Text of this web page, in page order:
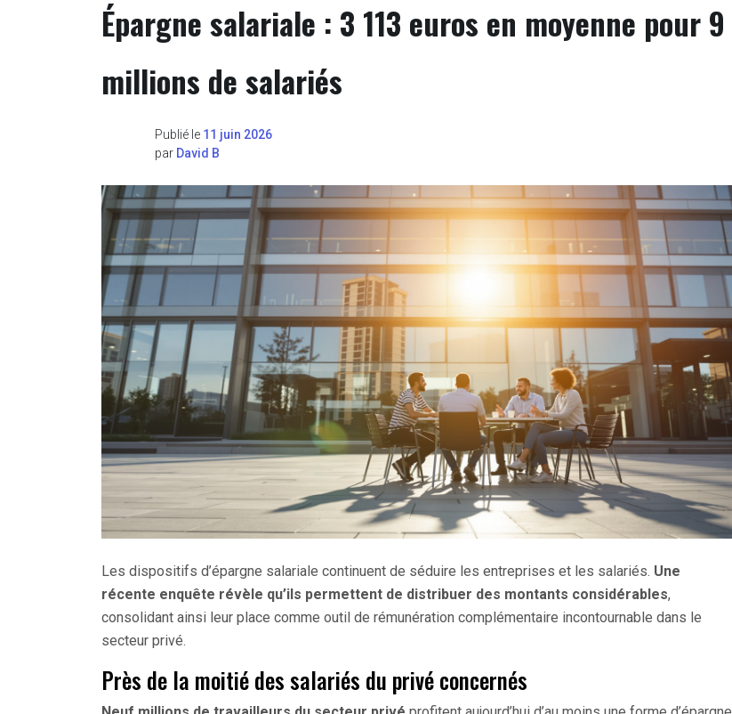
Épargne salariale : 3 113 euros en moyenne pour 9
millions de salariés
Publié le 11 juin 2026
par David B
Les dispositifs d’épargne salariale continuent de séduire les entreprises et les salariés. Une
récente enquête révèle qu’ils permettent de distribuer des montants considérables,
consolidant ainsi leur place comme outil de rémunération complémentaire incontournable dans le
secteur privé.
Près de la moitié des salariés du privé concernés